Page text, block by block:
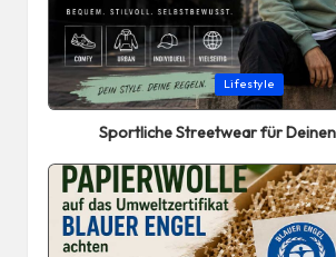
Posted
in
Lifestyle
Sportliche Streetwear für